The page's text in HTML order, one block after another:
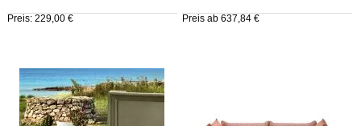
Preis: 229,00 € Preis ab 637,84 €